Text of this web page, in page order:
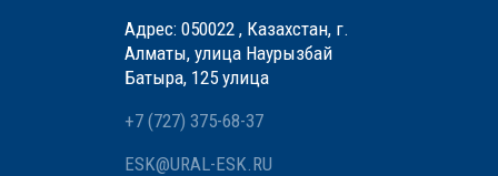
Адрес: 050022 , Казахстан, г.
Алматы, улица Наурызбай
Батыра, 125 улица
+7 (727) 375-68-37
ESK@URAL-ESK.RU